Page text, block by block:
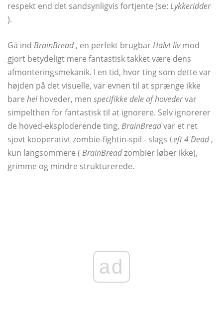
respekt end det sandsynligvis fortjente (se: Lykkeridder
).
Gå ind BrainBread, en perfekt brugbarHalvt livmod
gjort betydeligt mere fantastisk takket være dens
afmonteringsmekanik. I en tid, hvor ting som dette var
højden på det visuelle, var evnen til at sprænge ikke
bare helhoveder, men specifikke dele af hovedervar
simpelthen for fantastisk til at ignorere. Selv ignorerer
de hoved-eksploderende ting, BrainBreadvar et ret
sjovt kooperativt zombie-fightin-spil - slags Left 4 Dead,
kun langsommere ( BrainBreadzombier løber ikke),
grimme og mindre strukturerede.
ad